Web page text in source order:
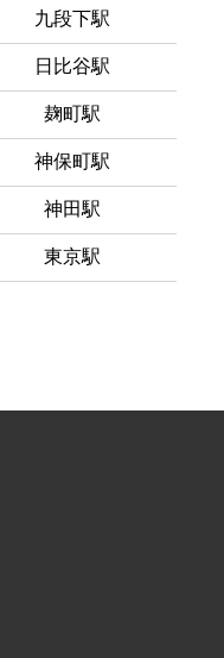
九段下駅
日比谷駅
麹町駅
神保町駅
神田駅
東京駅